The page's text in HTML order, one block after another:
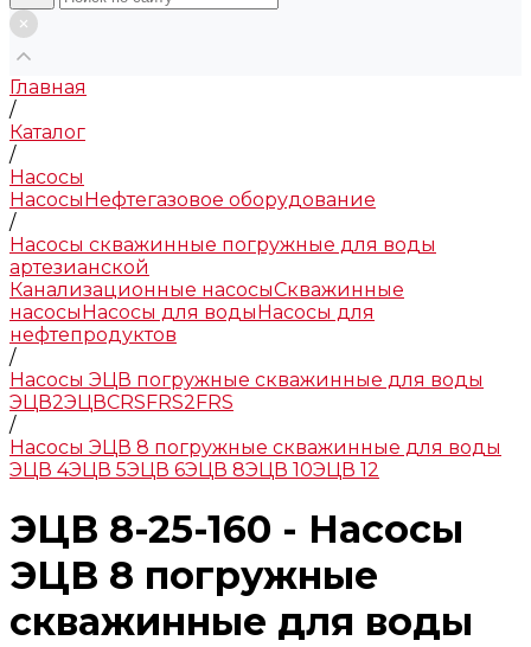
Главная
/
Каталог
/
Насосы
НасосыНефтегазовое оборудование
/
Насосы скважинные погружные для воды
артезианской
Канализационные насосыСкважинные
насосыНасосы для водыНасосы для
нефтепродуктов
/
Насосы ЭЦВ погружные скважинные для воды
ЭЦВ2ЭЦВCRSFRS2FRS
/
Насосы ЭЦВ 8 погружные скважинные для воды
ЭЦВ 4ЭЦВ 5ЭЦВ 6ЭЦВ 8ЭЦВ 10ЭЦВ 12
ЭЦВ 8-25-160 - Насосы
ЭЦВ 8 погружные
скважинные для воды